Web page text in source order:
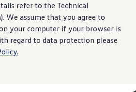
refer to the Technical
We assume that you agree to
your computer if your browser is
regard to data protection please
安全氣袋召回
汽車嗎